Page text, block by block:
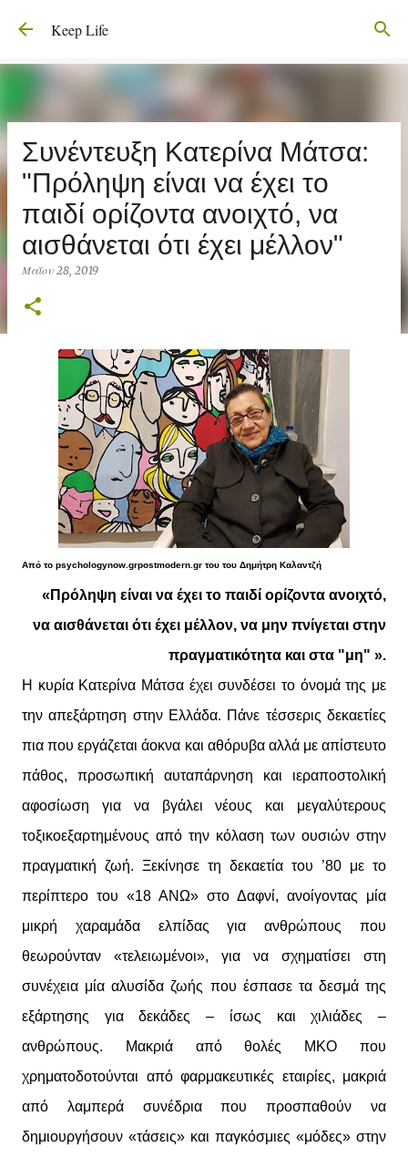
Μετάβαση στο κύριο περιεχόμενο
Keep Life
Συνέντευξη Κατερίνα Μάτσα:
"Πρόληψη είναι να έχει το
παιδί ορίζοντα ανοιχτό, να
αισθάνεται ότι έχει μέλλον"
Μαΐου 28, 2019
Από το psychologynow.grpostmodern.gr του του Δημήτρη Καλαντζή
«Πρόληψη είναι να έχει το παιδί ορίζοντα ανοιχτό,
να αισθάνεται ότι έχει μέλλον, να μην πνίγεται στην
πραγματικότητα και στα "μη" ».
Η κυρία Κατερίνα Μάτσα έχει συνδέσει το όνομά της με
την απεξάρτηση στην Ελλάδα. Πάνε τέσσερις δεκαετίες
πια που εργάζεται άοκνα και αθόρυβα αλλά με απίστευτο
πάθος, προσωπική αυταπάρνηση και ιεραποστολική
αφοσίωση για να βγάλει νέους και μεγαλύτερους
τοξικοεξαρτημένους από την κόλαση των ουσιών στην
πραγματική ζωή. Ξεκίνησε τη δεκαετία του ’80 με το
περίπτερο του «18 ΑΝΩ» στο Δαφνί, ανοίγοντας μία
μικρή χαραμάδα ελπίδας για ανθρώπους που
θεωρούνταν «τελειωμένοι», για να σχηματίσει στη
συνέχεια μία αλυσίδα ζωής που έσπασε τα δεσμά της
εξάρτησης για δεκάδες – ίσως και χιλιάδες –
ανθρώπους. Μακριά από θολές ΜΚΟ που
χρηματοδοτούνται από φαρμακευτικές εταιρίες, μακριά
από λαμπερά συνέδρια που προσπαθούν να
δημιουργήσουν «τάσεις» και παγκόσμιες «μόδες» στην